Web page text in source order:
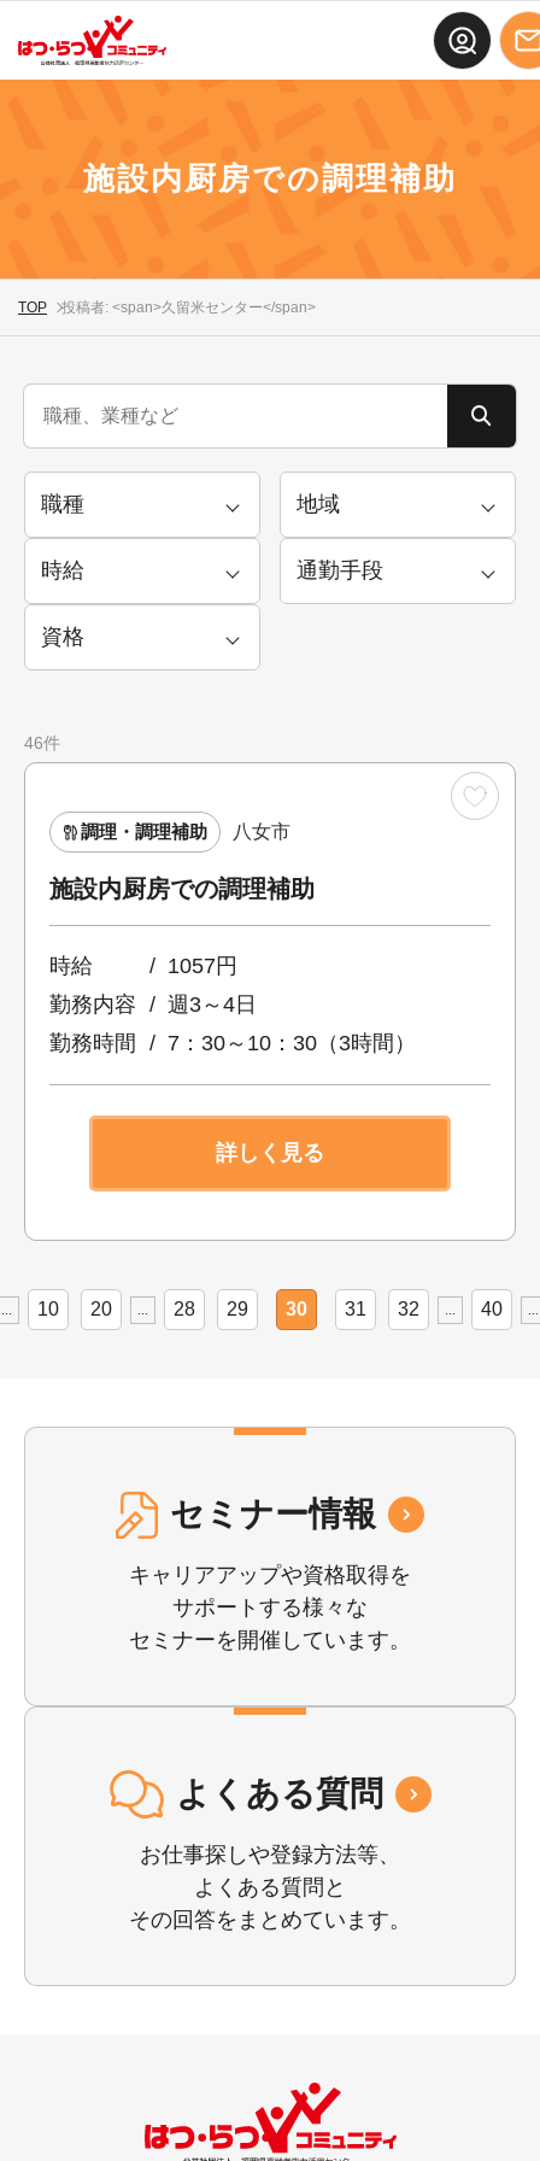
施設内厨房での調理補助
TOP 投稿者: <span>久留米センター</span>
46件
調理・調理補助 八女市
施設内厨房での調理補助
時給
1057円
勤務内容
週3～4日
勤務時間
7：30～10：30（3時間）
詳しく見る
10 20 28 29 30 31 32 40
セミナー情報
キャリアアップや資格取得を
サポートする様々な
セミナーを開催しています。
よくある質問
お仕事探しや登録⽅法等、
よくある質問と
その回答をまとめています。